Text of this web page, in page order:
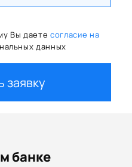
Вы даете согласие на
данных
заявку
банке